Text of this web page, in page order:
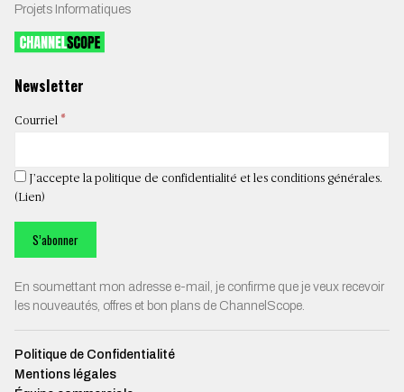
Projets Informatiques
Newsletter
Courriel *
J’accepte la politique de confidentialité et les conditions générales.
(Lien)
En soumettant mon adresse e-mail, je confirme que je veux recevoir
les nouveautés, offres et bon plans de ChannelScope.
Politique de Confidentialité
Mentions légales